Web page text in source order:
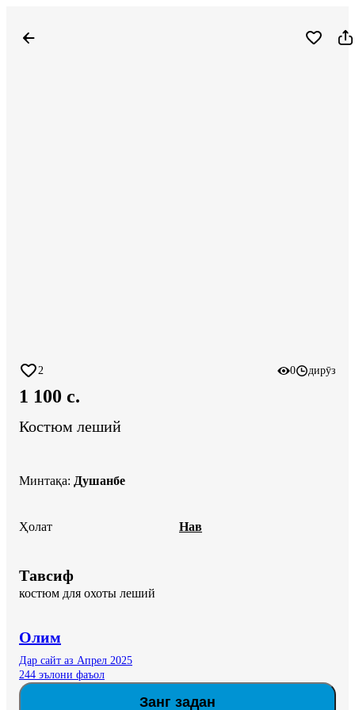
2 0 дирӯз
1 100 c.
Костюм леший
Минтақа: Душанбе
Ҳолат Нав
Тавсиф
костюм для охоты леший
Олим
Дар сайт аз Апрел 2025
244 эълони фаъол
Занг задан